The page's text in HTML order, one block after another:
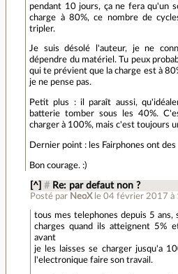
pendant 10 jours, ça ne fera qu'un
charge à 80%, ce nombre de
tripler.
Je suis désolé l'auteur, je ne
dépendre du matériel. Tu peux
qui te prévient que la charge est à
je ne pense pas.
Petit plus : il paraît aussi,
batterie tomber sous les 40%.
charger à 100%, mais c'est toujours
Dernier point : les Fairphones ont
Bon courage. :)
[^] # Re: par defaut non ?
Posté par NeoX le 04 février 2017 à
tous mes telephones depuis 5 ans,
charges quand ils atteignent 5%
avant
je les laisses se charger jusqu'a
l'electronique faire son travail.